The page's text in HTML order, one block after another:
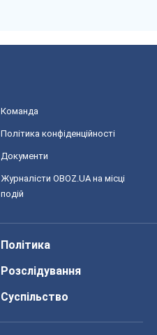
Команда
Політика конфіденційності
Документи
Журналісти OBOZ.UA на місці
подій
Політика
Розслідування
Суспільство